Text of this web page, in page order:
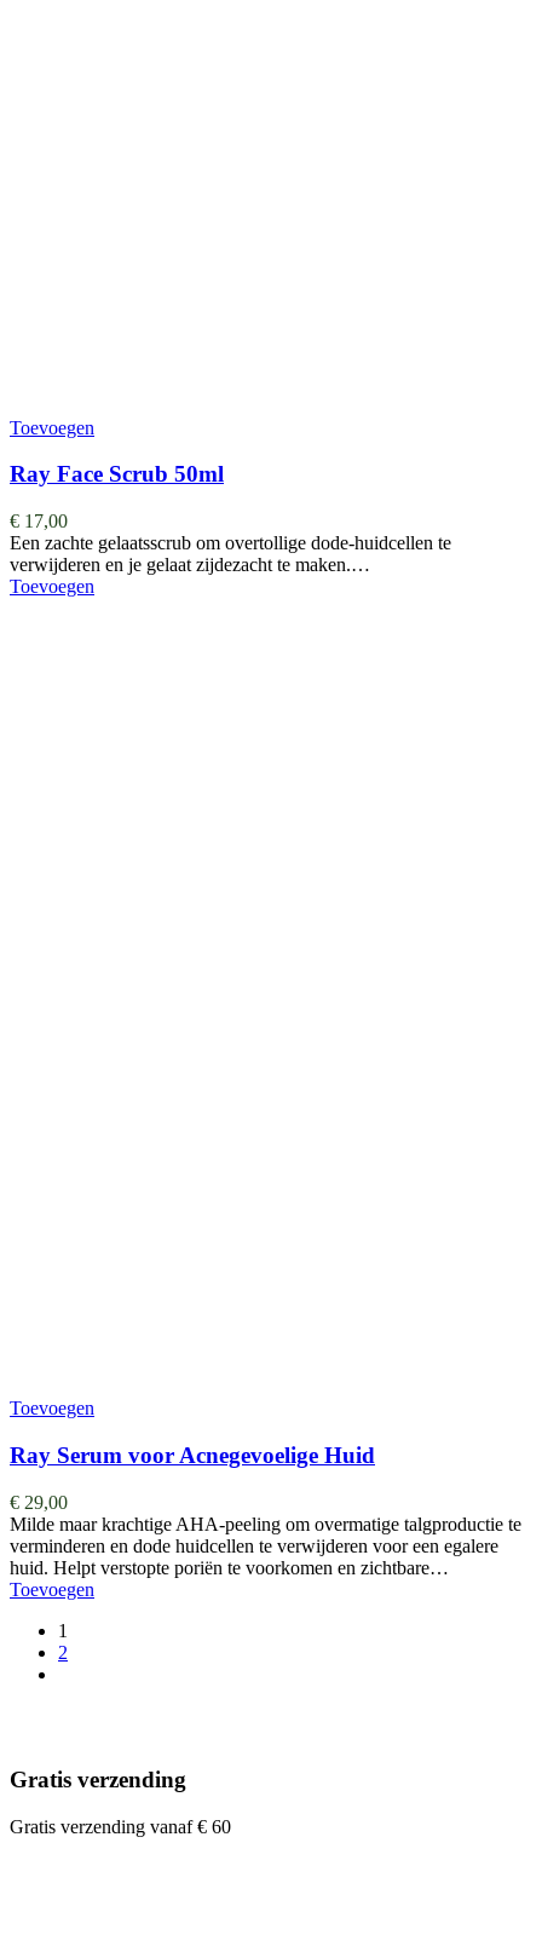
Toevoegen
Ray Face Scrub 50ml
€ 17,00
Een zachte gelaatsscrub om overtollige dode-huidcellen te
verwijderen en je gelaat zijdezacht te maken.…
Toevoegen
Toevoegen
Ray Serum voor Acnegevoelige Huid
€ 29,00
Milde maar krachtige AHA-peeling om overmatige talgproductie te
verminderen en dode huidcellen te verwijderen voor een egalere
huid. Helpt verstopte poriën te voorkomen en zichtbare…
Toevoegen
1
2
Gratis verzending
Gratis verzending vanaf € 60